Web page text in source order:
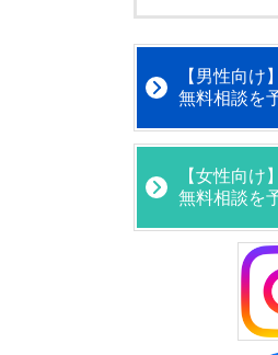
【男性向
無料相談を
【女性向
無料相談を